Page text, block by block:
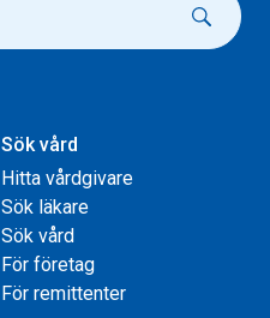
Sök vård
Hitta vårdgivare
Sök läkare
Sök vård
För företag
För remittenter